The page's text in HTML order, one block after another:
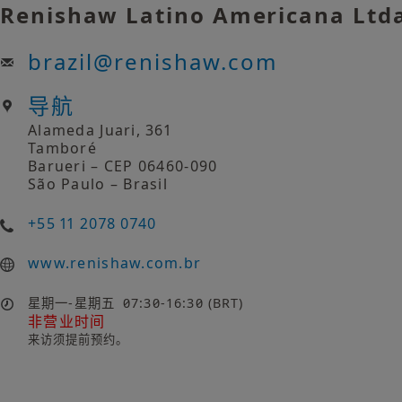
Renishaw Latino Americana
brazil@renishaw.com
导航
Alameda Juari, 361
Tamboré
Barueri – CEP 06460-090
São Paulo – Brasil
+55 11 2078 0740
www.renishaw.com.br
星期一-星期五 07:30-16:30 (BRT)
非营业时间
来访须提前预约。